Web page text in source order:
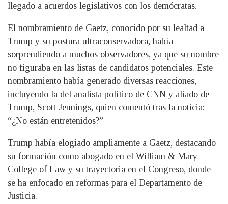
llegado a acuerdos legislativos con los demócratas.
El nombramiento de Gaetz, conocido por su lealtad a
Trump y su postura ultraconservadora, había
sorprendiendo a muchos observadores, ya que su nombre
no figuraba en las listas de candidatos potenciales. Este
nombramiento había generado diversas reacciones,
incluyendo la del analista político de CNN y aliado de
Trump, Scott Jennings, quien comentó tras la noticia:
“¿No están entretenidos?”
Trump había elogiado ampliamente a Gaetz, destacando
su formación como abogado en el William & Mary
College of Law y su trayectoria en el Congreso, donde
se ha enfocado en reformas para el Departamento de
Justicia.